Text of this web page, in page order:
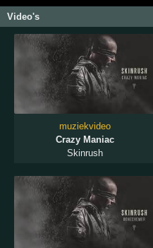
Video's
muziekvideo
Crazy Maniac
Skinrush